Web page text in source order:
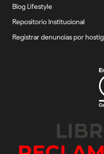
Blog Lifestyle
Repositorio Institucional
Registrar denuncias por